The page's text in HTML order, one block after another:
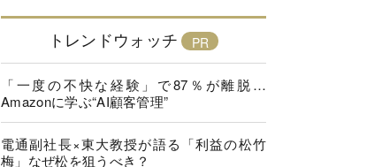
トレンドウォッチ
「一度の不快な経験」で87％が離脱…
Amazonに学ぶ“AI顧客管理”
電通副社長×東大教授が語る「利益の松竹
梅」なぜ松を狙うべき？